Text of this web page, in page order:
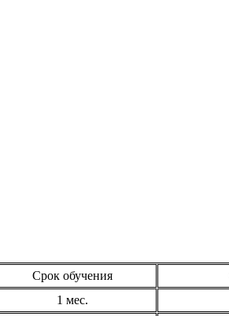
Срок обучения
1 мес.